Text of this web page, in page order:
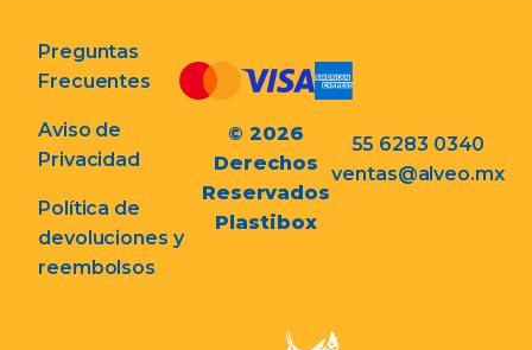
Preguntas
Frecuentes
Aviso de
Privacidad
Política de
devoluciones y
reembolsos
© 2026
Derechos
Reservados
Plastibox
55 6283 0340
ventas@alveo.mx